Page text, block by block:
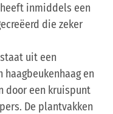
inmiddels een
die zeker
uit een
en
door een kruispunt
De plantvakken